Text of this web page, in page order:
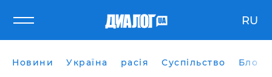
RU
Новини Україна расія Суспільство Блоги